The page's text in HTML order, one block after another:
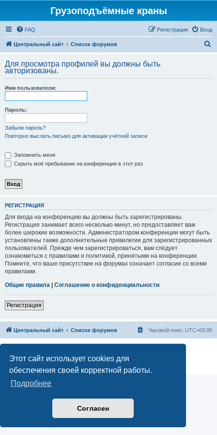
Этот сайт использует cookies для
обеспечения своей корректной работы.
Подробнее
Согласен
Грузоподъёмные краны
FAQ Вход
Регистрация
Центральный сайт Список форумов
с
Для просмотра профилей вы должны быть
авторизованы.
Имя пользователя:
Пароль:
Забыли пароль?
Повторно выслать письмо для активации учётной записи
Запомнить меня
Скрыть моё пребывание на конференции в этот раз
РЕГИСТРАЦИЯ
Для входа на конференцию вы должны быть зарегистрированы.
Регистрация занимает всего несколько минут, но предоставляет вам
более широкие возможности. Администратором конференции могут быть
установлены также дополнительные привилегии для зарегистрированных
пользователей. Прежде чем зарегистрироваться, вам следует
ознакомиться с правилами и политикой, принятыми на конференции.
Помните, что ваше присутствие на форумах означает согласие со всеми
правилами.
Общие правила | Соглашение о конфиденциальности
Регистрация
Центральный сайт Список форумов Часовой пояс: UTC+03:00
Русская поддержка phpBB